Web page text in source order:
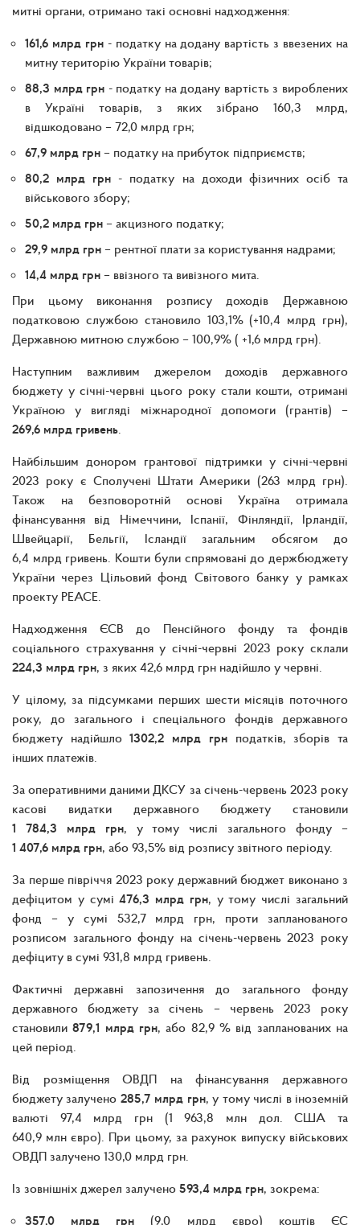
митні органи, отримано такі основні надходження:
161,6 млрд грн- податку на додану вартість з ввезених на
митну територію України товарів;
88,3 млрд грн - податку на додану вартість з вироблених
в Україні товарів, з яких зібрано 160,3 млрд,
відшкодовано – 72,0 млрд грн;
67,9 млрд грн – податку на прибуток підприємств;
80,2 млрд грн - податку на доходи фізичних осіб та
військового збору;
50,2 млрд грн – акцизного податку;
29,9 млрд грн – рентної плати за користування надрами;
14,4 млрд грн – ввізного та вивізного мита.
При цьому виконання розпису доходів Державною
податковою службою становило 103,1% (+10,4 млрд грн),
Державною митною службою – 100,9% ( +1,6 млрд грн).
Наступним важливим джерелом доходів державного
бюджету у січні-червні цього року стали кошти, отримані
Україною у вигляді міжнародної допомоги (грантів) –
269,6 млрд гривень
Найбільшим донором грантової підтримки у січні-червні
2023 року є Сполучені Штати Америки (263 млрд грн).
Також на безповоротній основі Україна отримала
фінансування від Німеччини, Іспанії, Фінляндії, Ірландії,
Швейцарії, Бельгії, Ісландії загальним обсягом до
6,4 млрд гривень. Кошти були спрямовані до держбюджету
України через Цільовий фонд Світового банку у рамках
проекту PEACE.
Надходження ЄСВ до Пенсійного фонду та фондів
соціального страхування у січні-червні 2023 року склали
224,3 млрд грн, з яких 42,6 млрд грн надійшло у червні.
У цілому, за підсумками перших шести місяців поточного
року, до загального і спеціального фондів державного
бюджету надійшло1302,2 млрд грнподатків, зборів та
інших платежів.
За оперативними даними ДКСУ за січень-червень 2023 року
касові видатки державного бюджету становили
1 784,3 млрд грн, у тому числі загального фонду –
1 407,6 млрд грн, або 93,5% від розпису звітного періоду.
За перше півріччя 2023 року державний бюджет виконано з
дефіцитом у сумі476,3 млрд грн, у тому числі загальний
фонд – у сумі 532,7 млрд грн, проти запланованого
розписом загального фонду на січень-червень 2023 року
дефіциту в сумі 931,8 млрд гривень.
Фактичні державні запозичення до загального фонду
державного бюджету за січень – червень 2023 року
становили879,1 млрд грн, або 82,9 % від запланованих на
цей період.
Від розміщення ОВДП на фінансування державного
бюджету залучено 285,7 млрд грн, у тому числі в іноземній
валюті 97,4 млрд грн (1 963,8 млн дол. США та
640,9 млн євро). При цьому, за рахунок випуску військових
ОВДП залучено 130,0 млрд грн.
Із зовнішніх джерел залучено 593,4 млрд грн, зокрема:
357,0 млрд грн (9,0 млрд євро) коштів ЄС